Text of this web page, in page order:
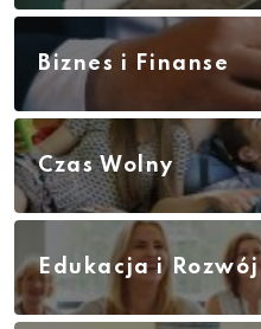
Biznes i Finanse
Czas Wolny
Edukacja i Rozwój